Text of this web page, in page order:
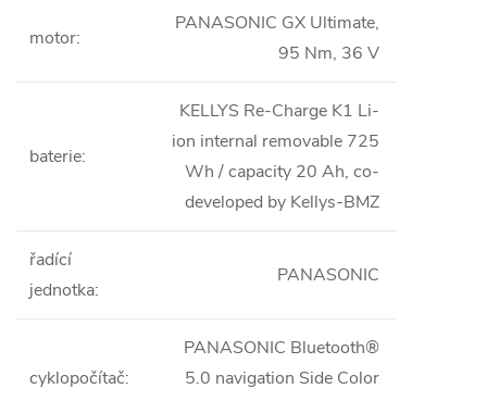
motor:
PANASONIC GX Ultimate,
95 Nm, 36 V
baterie:
KELLYS Re-Charge K1 Li-
ion internal removable 725
Wh / capacity 20 Ah, co-
developed by Kellys-BMZ
řadící
jednotka:
PANASONIC
cyklopočítač:
PANASONIC Bluetooth®
5.0 navigation Side Color